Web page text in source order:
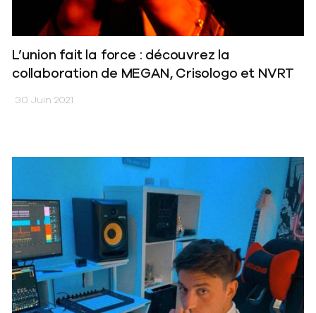
L’union fait la force : découvrez la
collaboration de MEGAN, Crisologo et NVRT
30 Juin 2021